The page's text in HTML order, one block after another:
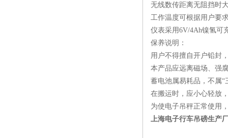
无线数传距离无阻挡时
工作温度可根据用户要
仪表采用6V/4Ah镍氢可
保养说明：
用户不得擅自开户铅封
本产品应远离磁场、强
蓄电池属易耗品，不属“
在搬运时，应小心轻放
为使电子吊秤正常使用
上海电子行车吊磅生产